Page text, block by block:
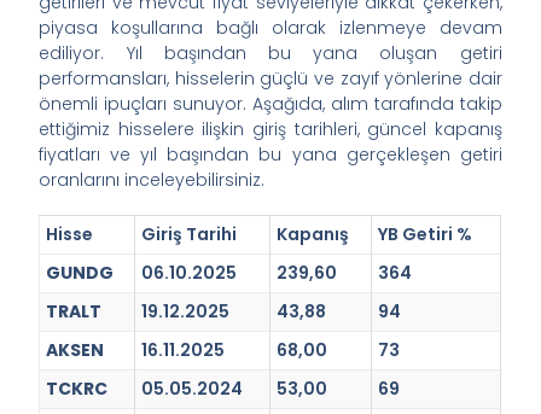
piyasa koşullarına bağlı olarak izlenmeye devam
ediliyor. Yıl başından bu yana oluşan getiri
performansları, hisselerin güçlü ve zayıf yönlerine dair
önemli ipuçları sunuyor. Aşağıda, alım tarafında takip
ettiğimiz hisselere ilişkin giriş tarihleri, güncel kapanış
fiyatları ve yıl başından bu yana gerçekleşen getiri
oranlarını inceleyebilirsiniz.
Hisse Giriş Tarihi Kapanış
YB Getiri %
GUNDG
06.10.2025 239,60
364
TRALT
19.12.2025 43,88
94
AKSEN
16.11.2025 68,00
73
TCKRC
05.05.2024 53,00
69